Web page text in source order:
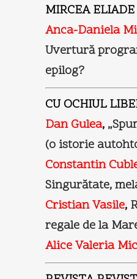
MIRCEA ELIADE
Anca-Daniela
Uvertură
epilog?
CU OCHIUL
Dan Gulea,
(o istorie
Constantin
Singurătate,
Cristian Vasile,
regale de la
Alice Valeria